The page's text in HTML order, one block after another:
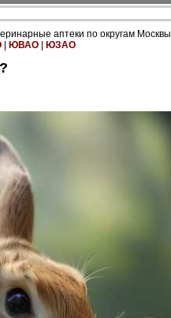
аптеки по округам
ЮВАО ЮЗАО